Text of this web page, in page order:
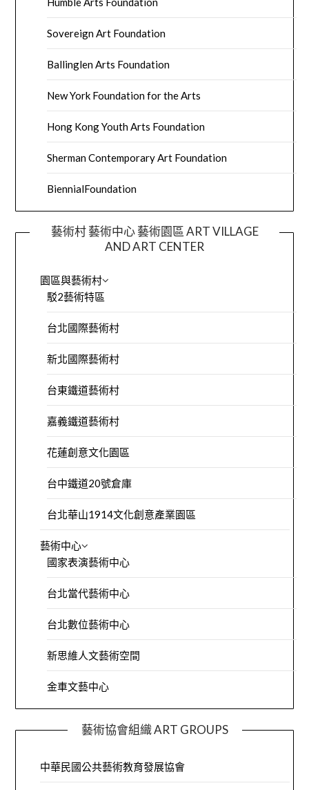
Sovereign Art Foundation
Ballinglen Arts Foundation
New York Foundation for the Arts
Hong Kong Youth Arts Foundation
Sherman Contemporary Art Foundation
BiennialFoundation
藝術村 藝術中心 藝術園區 ART VILLAGE
AND ART CENTER
園區與藝術村
駁2藝術特區
台北國際藝術村
新北國際藝術村
台東鐵道藝術村
嘉義鐵道藝術村
花蓮創意文化園區
台中鐵道20號倉庫
台北華山1914文化創意產業園區
藝術中心
國家表演藝術中心
台北當代藝術中心
台北數位藝術中心
新思維人文藝術空間
金車文藝中心
藝術協會組織 ART GROUPS
中華民國公共藝術教育發展協會